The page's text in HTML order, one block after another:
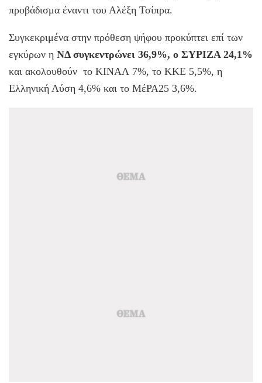
προβάδισμα έναντι του Αλέξη Τσίπρα.
Συγκεκριμένα στην πρόθεση ψήφου προκύπτει επί των
εγκύρων η ΝΔ συγκεντρώνει 36,9%, ο ΣΥΡΙΖΑ 24,1%
και ακολουθούν το ΚΙΝΑΛ 7%, το ΚΚΕ 5,5%, η
Ελληνική Λύση 4,6% και το ΜέΡΑ25 3,6%.